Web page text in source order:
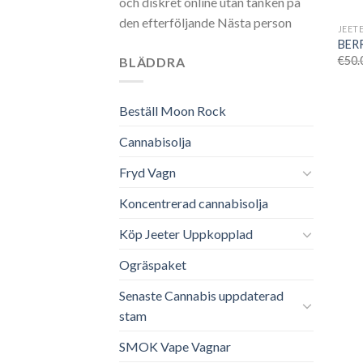
den efterföljande Nästa person
BLÄDDRA
Beställ Moon Rock
Cannabisolja
Fryd Vagn
Koncentrerad cannabisolja
Köp Jeeter Uppkopplad
Ogräspaket
Senaste Cannabis uppdaterad
stam
SMOK Vape Vagnar
€